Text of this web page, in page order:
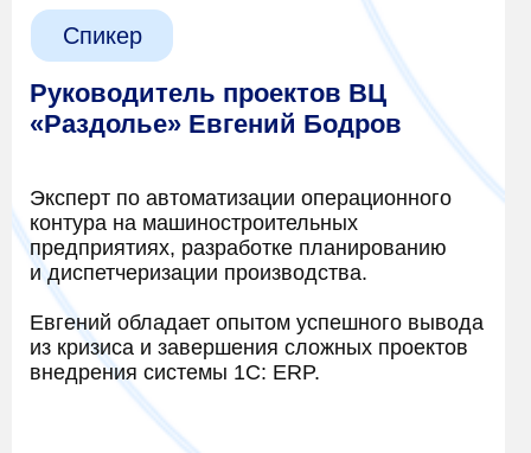
Руководитель проектов ВЦ
«Раздолье» Евгений Бодров
Эксперт по автоматизации операционного
контура на машиностроительных
предприятиях, разработке планированию
и диспетчеризации производства.
Евгений обладает опытом успешного вывода
из кризиса и завершения сложных проектов
внедрения системы 1С: ERP.
Спикер